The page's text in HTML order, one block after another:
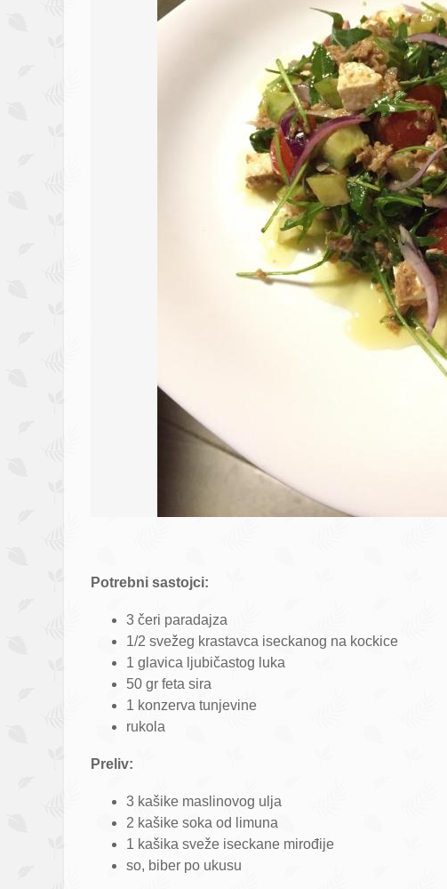
Potrebni sastojci:
3 čeri paradajza
1/2 svežeg krastavca iseckanog na kockice
1 glavica ljubičastog luka
50 gr feta sira
1 konzerva tunjevine
rukola
Preliv:
3 kašike maslinovog ulja
2 kašike soka od limuna
1 kašika sveže iseckane mirođije
so, biber po ukusu